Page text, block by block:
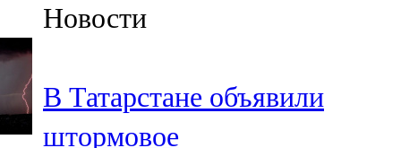
91,5 FM
106,1 FM
Новости
В Татарстане объявили
штормовое